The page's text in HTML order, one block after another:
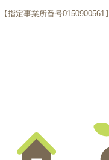
【指定事業所番号0150900561】